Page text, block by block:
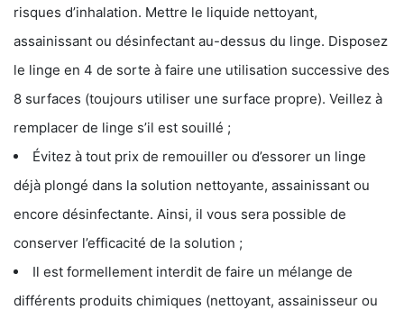
risques d’inhalation. Mettre le liquide nettoyant,
assainissant ou désinfectant au-dessus du linge. Disposez
le linge en 4 de sorte à faire une utilisation successive des
8 surfaces (toujours utiliser une surface propre). Veillez à
remplacer de linge s’il est souillé ;
Évitez à tout prix de remouiller ou d’essorer un linge
déjà plongé dans la solution nettoyante, assainissant ou
encore désinfectante. Ainsi, il vous sera possible de
conserver l’efficacité de la solution ;
Il est formellement interdit de faire un mélange de
différents produits chimiques (nettoyant, assainisseur ou